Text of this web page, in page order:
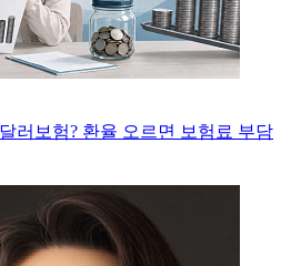
러보험? 환율 오르면 보험료 부담